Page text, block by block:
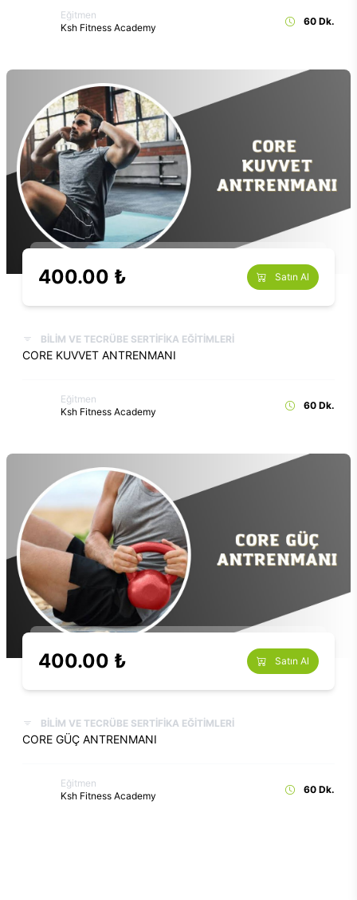
Eğitmen
Ksh Fitness Academy
60 Dk.
400.00 ₺ Satın Al
BİLİM VE TECRÜBE SERTİFİKA EĞİTİMLERİ
CORE KUVVET ANTRENMANI
Eğitmen
Ksh Fitness Academy
60 Dk.
400.00 ₺ Satın Al
BİLİM VE TECRÜBE SERTİFİKA EĞİTİMLERİ
CORE GÜÇ ANTRENMANI
Eğitmen
Ksh Fitness Academy
60 Dk.